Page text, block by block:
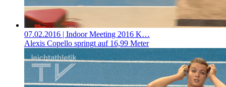
07.02.2016 | Indoor Meeting 2016 K…
Alexis Copello springt auf 16,99 Meter